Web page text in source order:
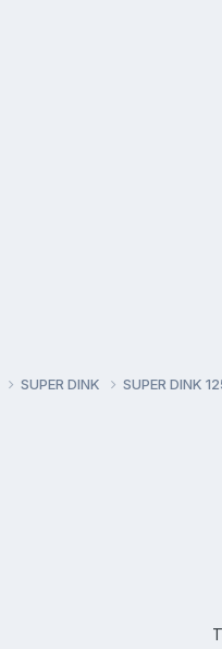
SUPER DINK SUPER DINK